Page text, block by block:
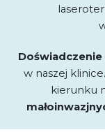
w naszej
kierunku